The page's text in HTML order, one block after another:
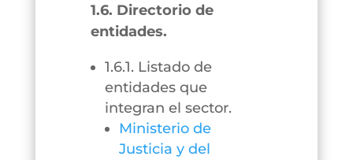
1.6. Directorio de
entidades.
1.6.1. Listado de
entidades que
integran el sector.
Ministerio de
Justicia y del